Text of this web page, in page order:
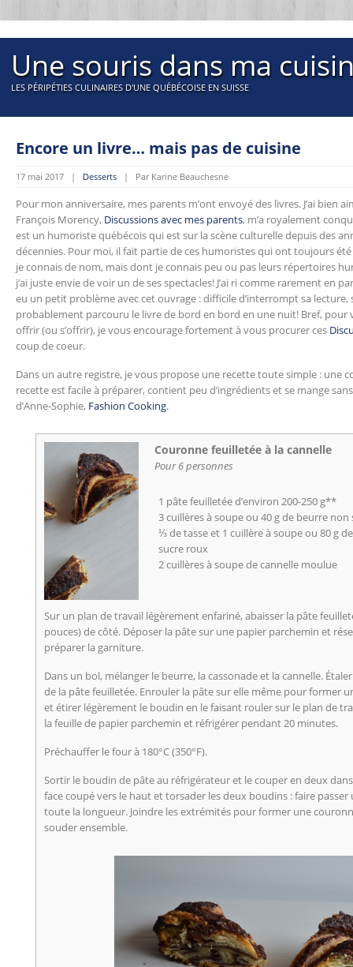
Une souris dans ma
LES PÉRIPÉTIES CULINAIRES D'UNE QUÉBÉCOISE EN SUISSE
Encore un livre… mais pas de cuisine
17 mai 2017 | Desserts | Par Karine Beauchesne
Pour mon anniversaire, mes parents m’ont envoyé des livres. J’ai bien
François Morency, Discussions avec mes parents, m’a royalement
est un humoriste québécois qui est sur la scène culturelle depuis des
décennies. Pour moi, il fait partie de ces humoristes qui ont toujours
je connais de nom, mais dont je connais peu ou pas leurs répertoires
j’ai juste envie de voir un de ses spectacles! J’ai ri comme rarement en
eu un petit problème avec cet ouvrage : difficile d’interrompt sa lecture,
probablement parcouru le livre de bord en bord en une nuit! Bref, pour
offrir (ou s’offrir), je vous encourage fortement à vous procurer ces
coup de coeur.
Dans un autre registre, je vous propose une recette toute simple : une
recette est facile à préparer, contient peu d’ingrédients et se mange
d’Anne-Sophie, Fashion Cooking.
Couronne feuilletée à la cannelle
Pour 6 personnes
1 pâte feuilletée d’environ 200-250 g**
3 cuillères à soupe ou 40 g de beurre non
⅓ de tasse et 1 cuillère à soupe ou 80 g
sucre roux
2 cuillères à soupe de cannelle moulue
Sur un plan de travail légèrement enfariné, abaisser la pâte
pouces) de côté. Déposer la pâte sur une papier parchemin et
préparer la garniture.
Dans un bol, mélanger le beurre, la cassonade et la cannelle.
de la pâte feuilletée. Enrouler la pâte sur elle même pour former
et étirer légèrement le boudin en le faisant rouler sur le plan de
la feuille de papier parchemin et réfrigérer pendant 20 minutes.
Préchauffer le four à 180°C (350°F).
Sortir le boudin de pâte au réfrigérateur et le couper en deux
face coupé vers le haut et torsader les deux boudins : faire passer
toute la longueur. Joindre les extrémités pour former une
souder ensemble.